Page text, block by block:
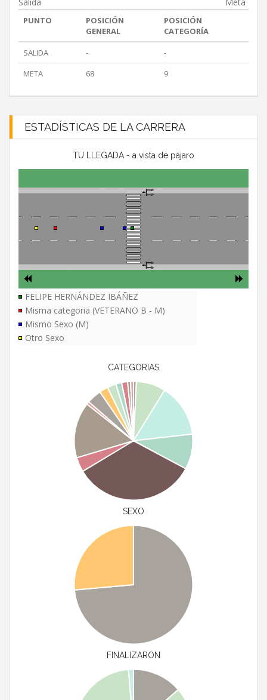
Salida Meta
PUNTO
POSICIÓN
GENERAL
POSICIÓN
CATEGORÍA
SALIDA
-
-
META
68 9
ESTADÍSTICAS DE LA CARRERA
TU LLEGADA - a vista de pájaro
FELIPE HERNÁNDEZ IBÁÑEZ
Misma categoria (VETERANO B - M)
Mismo Sexo (M)
Otro Sexo
CATEGORIAS
SEXO
FINALIZARON